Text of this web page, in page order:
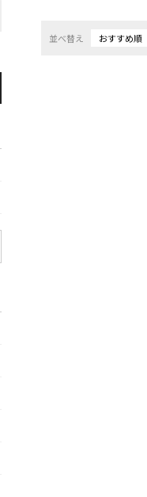
並べ替え おすすめ順